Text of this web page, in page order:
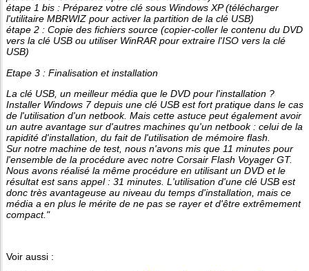
étape 1 bis : Préparez votre clé sous Windows XP (télécharger
l'utilitaire MBRWIZ pour activer la partition de la clé USB)
étape 2 : Copie des fichiers source (copier-coller le contenu du DVD
vers la clé USB ou utiliser WinRAR pour extraire l'ISO vers la clé
USB)
Etape 3 : Finalisation et installation
La clé USB, un meilleur média que le DVD pour l'installation ?
Installer Windows 7 depuis une clé USB est fort pratique dans le cas
de l'utilisation d'un netbook. Mais cette astuce peut également avoir
un autre avantage sur d'autres machines qu'un netbook : celui de la
rapidité d'installation, du fait de l'utilisation de mémoire flash.
Sur notre machine de test, nous n'avons mis que 11 minutes pour
l'ensemble de la procédure avec notre Corsair Flash Voyager GT.
Nous avons réalisé la même procédure en utilisant un DVD et le
résultat est sans appel : 31 minutes. L'utilisation d'une clé USB est
donc très avantageuse au niveau du temps d'installation, mais ce
média a en plus le mérite de ne pas se rayer et d'être extrêmement
compact."
Voir aussi :